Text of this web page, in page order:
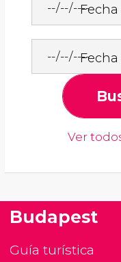
Ver
Budapest
Guía turística